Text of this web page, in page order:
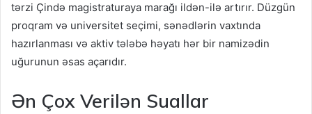
tərzi Çində magistraturaya marağı ildən-ilə artırır. Düzgün
proqram və universitet seçimi, sənədlərin vaxtında
hazırlanması və aktiv tələbə həyatı hər bir namizədin
uğurunun əsas açarıdır.
Ən Çox Verilən Suallar